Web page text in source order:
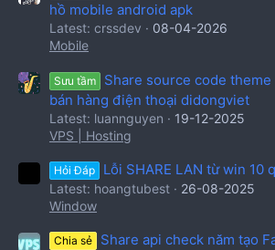
hồ mobile android apk
Latest: crssdev
08-04-2026
Mobile
Sưu tầm
Share source code
bán hàng điện thoại didongviet
Latest: luannguyen
19-12-2025
VPS | Hosting
Hỏi Đáp Lỗi SHARE LAN từ win 10
Latest: hoangtubest
26-08-2025
Window
Chia sẻ
Share api check năm tạo